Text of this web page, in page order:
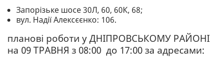
Запорізьке шосе 30Л, 60, 60К, 68;
вул. Надії Алексєєнко: 106.
планові роботи у ДНІПРОВСЬКОМУ РАЙОНІ
на 09 ТРАВНЯ з 08:00 до 17:00 за адресами: